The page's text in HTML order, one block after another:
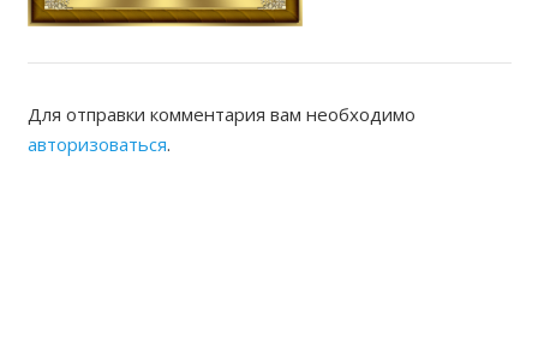
Для отправки комментария вам необходимо
авторизоваться.